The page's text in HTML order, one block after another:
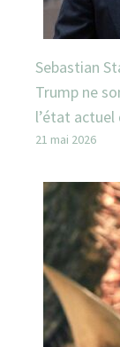
Sebastian
Trump ne
l’état
21 mai 2026